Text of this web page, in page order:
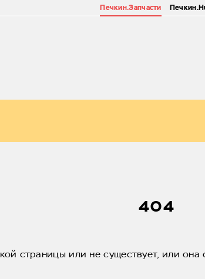
Печкин.Запчасти
404
страницы или не существует, или